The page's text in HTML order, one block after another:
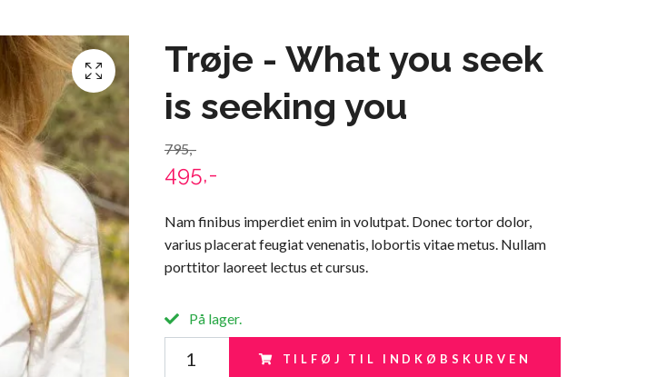
Trøje - What you seek
is seeking you
795,-
495,-
Nam finibus imperdiet enim in volutpat. Donec tortor dolor,
varius placerat feugiat venenatis, lobortis vitae metus. Nullam
porttitor laoreet lectus et cursus.
På lager.
TILFØJ TIL INDKØBSKURVEN